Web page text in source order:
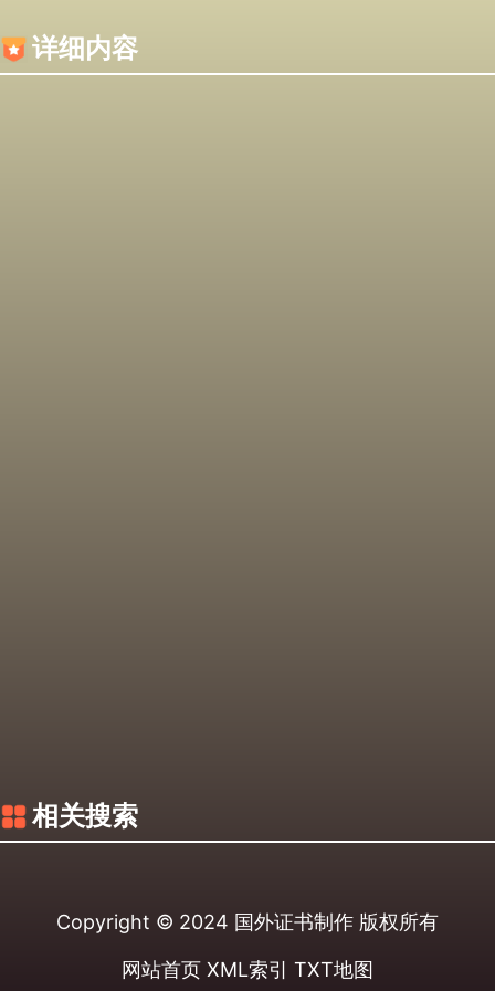
详细内容
相关搜索
Copyright © 2024 国外证书制作 版权所有
网站首页 XML索引 TXT地图